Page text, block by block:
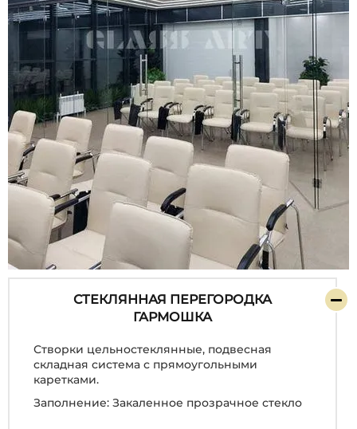
СТЕКЛЯННАЯ ПЕРЕГОРОДКА
ГАРМОШКА
Створки цельностеклянные, подвесная
складная система с прямоугольными
каретками.
Заполнение: Закаленное прозрачное стекло